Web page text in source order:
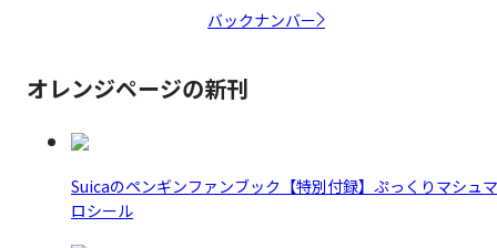
バックナンバー
オレンジページの新刊
Suicaのペンギンファンブック【特別付録】ぷっくりマシュマ
ロシール